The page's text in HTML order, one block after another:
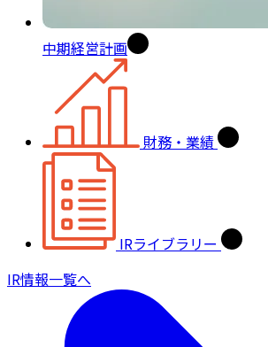
中期経営計画
財務・業績
IRライブラリー
IR情報一覧へ